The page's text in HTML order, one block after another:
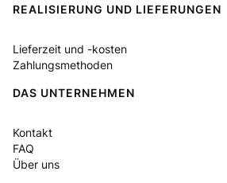
Fußzeilenmenü
REALISIERUNG UND LIEFERUNGEN
Lieferzeit und -kosten
Zahlungsmethoden
DAS UNTERNEHMEN
Kontakt
FAQ
Über uns